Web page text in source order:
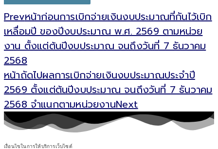
Prevหน้าก่อนการเบิกจ่ายเงินงบประมาณที่กันไว้เบิก
เหลื่อมปี ของปีงบประมาณ พ.ศ. 2569 ตามหน่วย
งาน ตั้งแต่ต้นปีงบประมาณ จนถึงวันที่ 7 ธันวาคม
2568
หน้าถัดไปผลการเบิกจ่ายเงินงบประมาณประจำปี
2569 ตั้งแต่ต้นปีงบประมาณ จนถึงวันที่ 7 ธันวาคม
2568 จำแนกตามหน่วยงานNext
เงื่อนไขในการให้บริการเว็บไซต์